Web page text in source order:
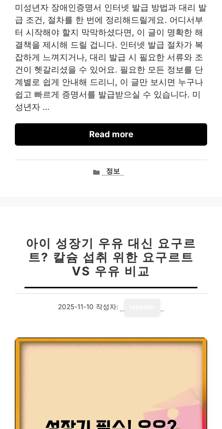
미성년자 장애인증명서 인터넷 발급 방법과 대리 발
급 조건, 절차를 한 번에 정리해드릴게요. 어디서부
터 시작해야 할지 막막하셨다면, 이 글이 명확한 해
결책을 제시해 드릴 겁니다. 인터넷 발급 절차가 복
잡하게 느껴지거나, 대리 발급 시 필요한 서류와 조
건이 헷갈리셨을 수 있어요. 필요한 모든 정보를 단
계별로 쉽게 안내해 드리니, 이 글만 보시면 누구나
쉽고 빠르게 증명서를 발급받으실 수 있습니다. 미
성년자 …
Read more
카정보
아이 성장기 우유 대신 요구르
트? 칼슘 섭취 위한 요구르트
VS 우유 비교
2025-11-10 작성자: